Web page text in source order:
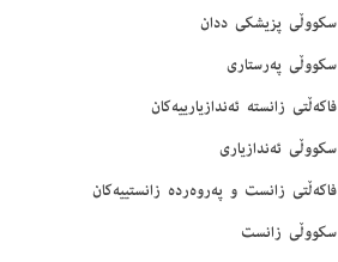
سکووڵی پزیشکی ددان
سکووڵی پەرستاری
فاکەڵتی زانستە ئەندازیارییەکان
سکووڵی ئەندازیاری
فاکەڵتی زانست و پەروەردە زانستییەکان
سکووڵی زانست